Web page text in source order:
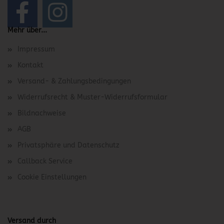
Mehr über...
Impressum
Kontakt
Versand- & Zahlungsbedingungen
Widerrufsrecht & Muster-Widerrufsformular
Bildnachweise
AGB
Privatsphäre und Datenschutz
Callback Service
Cookie Einstellungen
Versand durch